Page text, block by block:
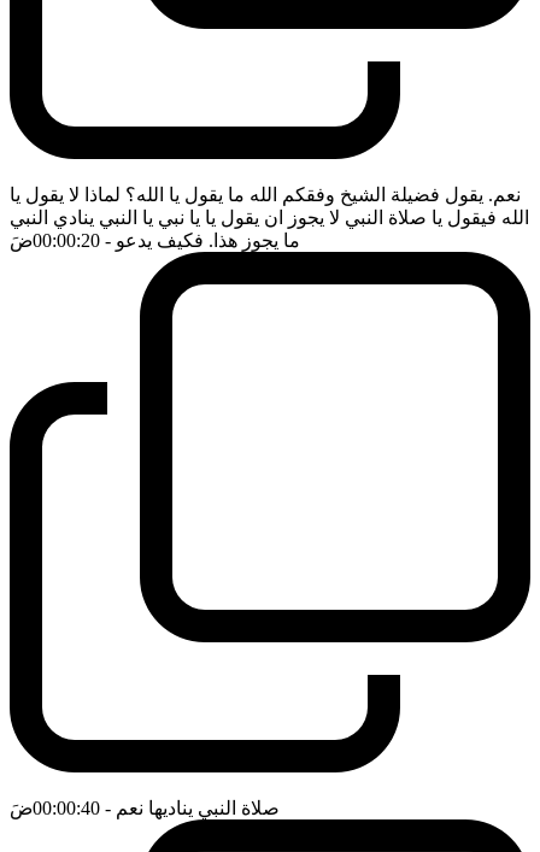
نعم. يقول فضيلة الشيخ وفقكم الله ما يقول يا الله؟ لماذا لا يقول يا
الله فيقول يا صلاة النبي لا يجوز ان يقول يا يا نبي يا النبي ينادي النبي
ما يجوز هذا. فكيف يدعو - 00:00:20 ضَ
صلاة النبي يناديها نعم - 00:00:40 ضَ